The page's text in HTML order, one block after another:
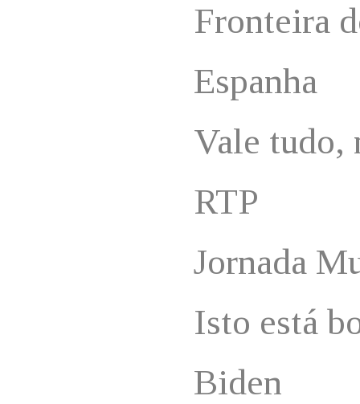
Fronteira
Espanha
Vale tudo,
RTP
Jornada
Isto está
Biden